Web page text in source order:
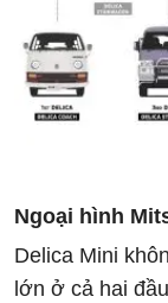
Ngoại hình
Delica Mini
lớn ở cả hai